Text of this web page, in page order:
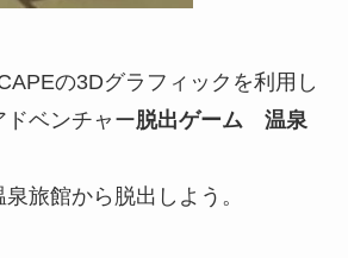
の3Dグラフィックを利用し
ドベンチャー脱出ゲーム 温泉
旅館から脱出しよう。